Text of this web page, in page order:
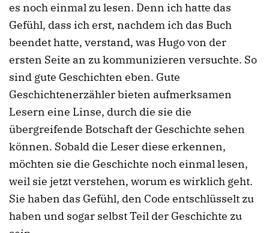
es noch einmal zu lesen. Denn ich hatte das
Gefühl, dass ich erst, nachdem ich das Buch
beendet hatte, verstand, was Hugo von der
ersten Seite an zu kommunizieren versuchte. So
sind gute Geschichten eben. Gute
Geschichtenerzähler bieten aufmerksamen
Lesern eine Linse, durch die sie die
übergreifende Botschaft der Geschichte sehen
können. Sobald die Leser diese erkennen,
möchten sie die Geschichte noch einmal lesen,
weil sie jetzt verstehen, worum es wirklich geht.
Sie haben das Gefühl, den Code entschlüsselt zu
haben und sogar selbst Teil der Geschichte zu